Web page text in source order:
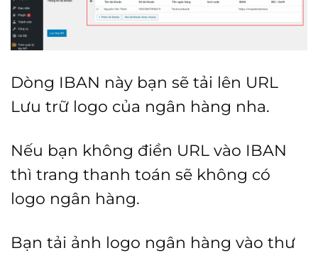
Dòng IBAN này bạn sẽ tải lên URL
Lưu trữ logo của ngân hàng nha.
Nếu bạn không điền URL vào IBAN
thì trang thanh toán sẽ không có
logo ngân hàng.
Bạn tải ảnh logo ngân hàng vào thư